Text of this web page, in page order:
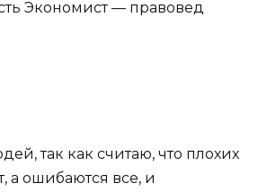
Экономист — правовед
так как считаю, что плохих
а ошибаются все, и